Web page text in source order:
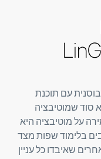
עם תוכנת
סוד שמוטיבציה
על מוטיבציה היא
בלימוד שפות מצד
שאיבדו כל עניין